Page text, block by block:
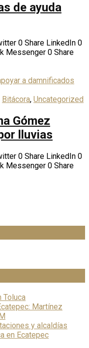
de ayuda
0 Share LinkedIn 0
Messenger 0 Share
Bitácora, Uncategorized
Gómez
lluvias
0 Share LinkedIn 0
Messenger 0 Share
Toluca
Martínez
y alcaldías
en Ecatepec